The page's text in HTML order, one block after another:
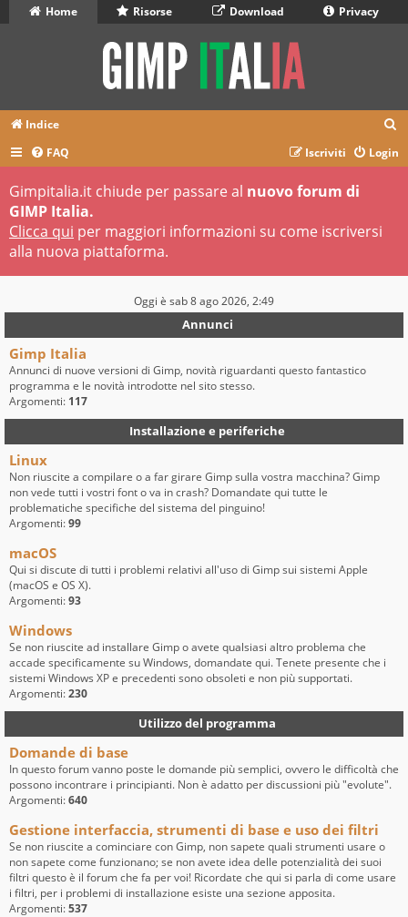
Home Risorse Download Privacy
Indice
r
FAQ Login
Iscriviti
Gimpitalia.it chiude per passare al nuovo forum di
GIMP Italia.
Clicca qui per maggiori informazioni su come iscriversi
alla nuova piattaforma.
Oggi è sab 8 ago 2026, 2:49
Annunci
Gimp Italia
Annunci di nuove versioni di Gimp, novità riguardanti questo fantastico
programma e le novità introdotte nel sito stesso.
Argomenti: 117
Installazione e periferiche
Linux
Non riuscite a compilare o a far girare Gimp sulla vostra macchina? Gimp
non vede tutti i vostri font o va in crash? Domandate qui tutte le
problematiche specifiche del sistema del pinguino!
Argomenti:99
macOS
Qui si discute di tutti i problemi relativi all'uso di Gimp sui sistemi Apple
(macOS e OS X).
Argomenti:93
Windows
Se non riuscite ad installare Gimp o avete qualsiasi altro problema che
accade specificamente su Windows, domandate qui. Tenete presente che i
sistemi Windows XP e precedenti sono obsoleti e non più supportati.
Argomenti:230
Utilizzo del programma
Domande di base
In questo forum vanno poste le domande più semplici, ovvero le difficoltà che
possono incontrare i principianti. Non è adatto per discussioni più "evolute".
Argomenti:640
Gestione interfaccia, strumenti di base e uso dei filtri
Se non riuscite a cominciare con Gimp, non sapete quali strumenti usare o
non sapete come funzionano; se non avete idea delle potenzialità dei suoi
filtri questo è il forum che fa per voi! Ricordate che qui si parla di come usare
i filtri, per i problemi di installazione esiste una sezione apposita.
Argomenti:537